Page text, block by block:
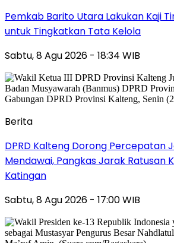
Pemkab Barito Utara Lakukan Kaji
untuk Tingkatkan Tata Kelola
Sabtu, 8 Agu 2026 - 18:34 WIB
Berita
DPRD Kalteng Dorong Percepatan
Mendawai, Pangkas Jarak Ratusan
Katingan
Sabtu, 8 Agu 2026 - 17:00 WIB